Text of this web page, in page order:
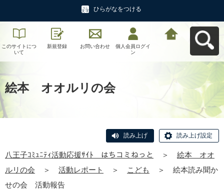
ひらがなをつける
このサイトにつ
いて
新規登録 お問い合わせ
個人会員ログイ
ン
絵本 オオルリの会
読み上げ 読み上げ設定
八王子ｺﾐｭﾆﾃｨ活動応援ｻｲﾄ はちコミねっと ＞
絵本 オオ
ルリの会
＞ 活動レポート ＞ こども ＞
絵本読み聞か
せの会 活動報告